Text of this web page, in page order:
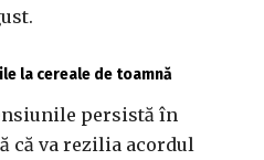
la cereale de toamnă
persistă în
că va rezilia acordul